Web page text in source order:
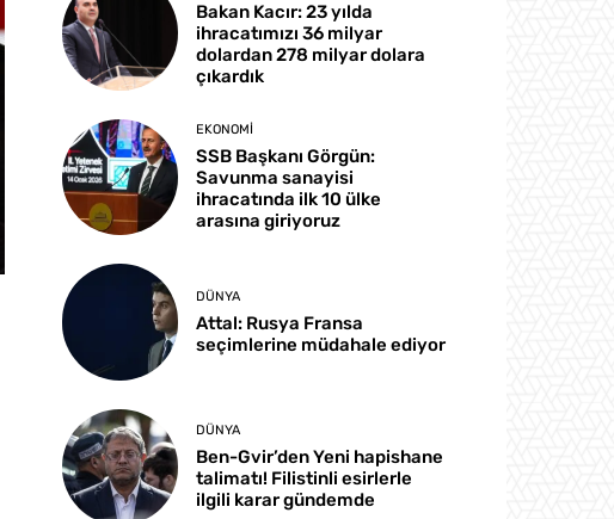
Bakan Kacır: 23 yılda
ihracatımızı 36 milyar
dolardan 278 milyar dolara
çıkardık
EKONOMI
SSB Başkanı Görgün:
Savunma sanayisi
ihracatında ilk 10 ülke
arasına giriyoruz
DÜNYA
Attal: Rusya Fransa
seçimlerine müdahale ediyor
DÜNYA
Ben-Gvir’den Yeni hapishane
talimatı! Filistinli esirlerle
ilgili karar gündemde